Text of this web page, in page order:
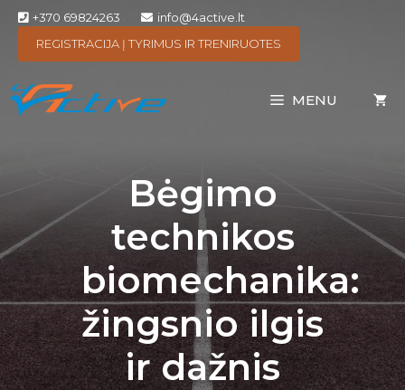
+370 69824263
info@4active.lt
REGISTRACIJA Į TYRIMUS IR TRENIRUOTES
MENU
Bėgimo
technikos
biomechanika:
žingsnio ilgis
ir dažnis